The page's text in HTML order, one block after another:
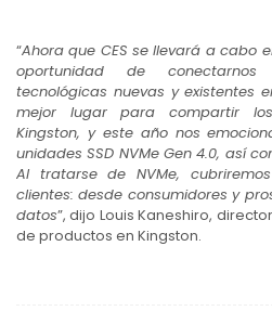
“Ahora que CES se llevará a cabo
oportunidad de
tecnológicas nuevas y existentes
mejor lugar para compartir
Kingston, y este año nos
unidades SSD NVMe Gen 4.0, así
Al tratarse de NVMe,
clientes: desde consumidores y
datos”, dijo Louis Kaneshiro,
de productos en Kingston.